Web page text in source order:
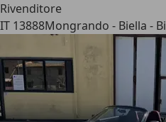
Rivenditore
IT 13888Mongrando - Biella - Bi